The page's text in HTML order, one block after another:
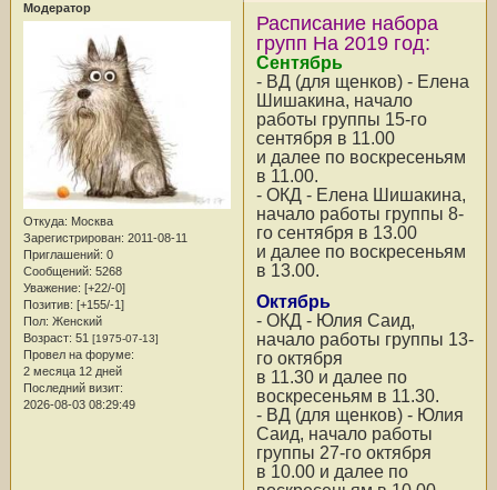
Модератор
Откуда: Москва
Зарегистрирован: 2011-08-11
Приглашений: 0
Сообщений: 5268
Уважение: [+22/-0]
Позитив: [+155/-1]
Пол: Женский
Возраст: 51 [1975-07-13]
Провел на форуме:
2 месяца 12 дней
Последний визит:
2026-08-03 08:29:49
Расписание набора
групп На 2019 год:
Сентябрь
- ВД (для щенков) - Елена
Шишакина, начало
работы группы 15-го
сентября в 11.00
и далее по воскресеньям
в 11.00.
- ОКД - Елена Шишакина,
начало работы группы 8-
го сентября в 13.00
и далее по воскресеньям
в 13.00.
Октябрь
- ОКД - Юлия Саид,
начало работы группы 13-
го октября
в 11.30 и далее по
воскресеньям в 11.30.
- ВД (для щенков) - Юлия
Саид, начало работы
группы 27-го октября
в 10.00 и далее по